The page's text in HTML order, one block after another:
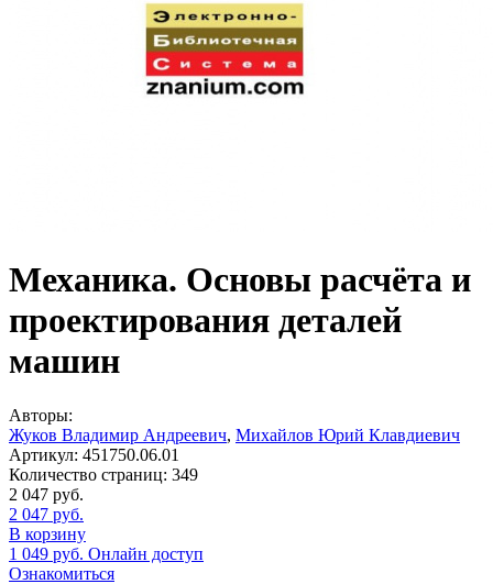
Механика. Основы расчёта и
проектирования деталей
машин
Авторы:
Жуков Владимир Андреевич, Михайлов Юрий Клавдиевич
Артикул: 451750.06.01
Количество страниц: 349
2 047 руб.
2 047 руб.
В корзину
1 049 руб. Онлайн доступ
Ознакомиться